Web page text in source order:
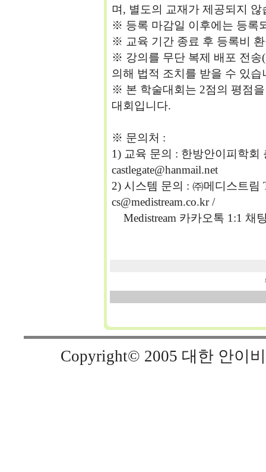
며, 별도의 교재가 제공되지 않
※ 등록 마감일 이후에는 등록
※ 교육 기간 종료 후 등록비
※ 강의를 무단 복제 배포 전송
의해 법적 조치를 받을 수 있습
※ 본 학술대회는 2점의 평점
대회입니다.
※ 문의처 :
1) 교육 문의 : 한방안이피학회
castlegate@hanmail.net
2) 시스템 문의 : ㈜메디스트림
cs@medistream.co.kr /
Medistream 카카오톡 1:1 채
Copyright© 2005 대한 안이